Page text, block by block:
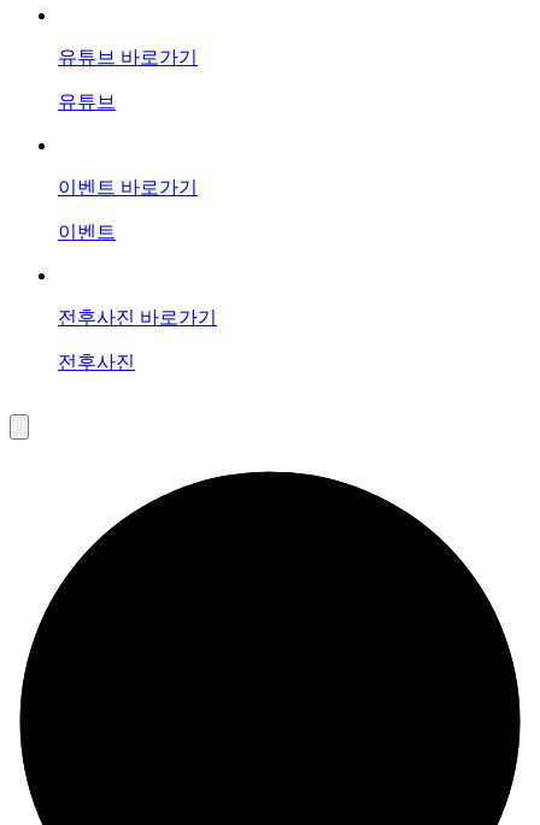
유튜브 바로가기
유튜브
이벤트 바로가기
이벤트
전후사진 바로가기
전후사진